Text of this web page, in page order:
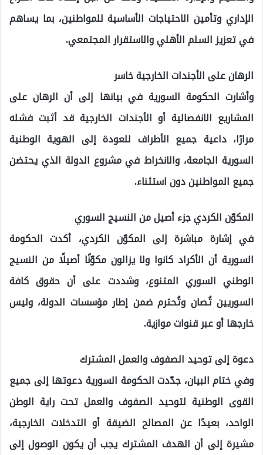
الإداري وتأمين الاحتياجات الأساسية للمواطنين، بما يساهم
في تعزيز السلم الأهلي والاستقرار المجتمعي.
الرهان على الأجندات الخارجية خاسر
وأشارت الحكومة السورية في بيانها إلى أن الرهان على
المشاريع الانفصالية أو الأجندات الخارجية قد أثبت فشله
مرارًا، داعية جميع الأطراف للعودة إلى الهوية الوطنية
السورية الجامعة، والانخراط في مشروع الدولة الذي يحتضن
جميع المواطنين دون استثناء.
المكوّن الكردي جزء أصيل من النسيج السوري
في إشارة مباشرة إلى المكوّن الكردي، أكدت الحكومة
السورية أن الأكراد كانوا ولا يزالون مكوّنًا أصيلًا من النسيج
الوطني السوري المتنوع، وشددت على أن حقوق كافة
السوريين تُصان وتُحترم ضمن إطار مؤسسات الدولة، وليس
خارجها أو عبر قنوات موازية.
دعوة إلى توحيد الصفوف والعمل المشترك
وفي ختام البيان، جدّدت الحكومة السورية دعوتها إلى جميع
القوى الوطنية لتوحيد الصفوف والعمل تحت راية الوطن
الواحد، بعيدًا عن المصالح الضيقة أو التدخلات الخارجية،
مشيرة إلى أن الهدف المشترك يجب أن يكون الوصول إلى